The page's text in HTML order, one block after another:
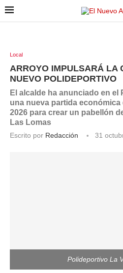
Local
ARROYO IMPULSARÁ LA
NUEVO POLIDEPORTIVO
El alcalde ha anunciado en el
una nueva partida
2026 para crear un pabellón
Las Lomas
Escrito por Redacción 31
Polideportivo La